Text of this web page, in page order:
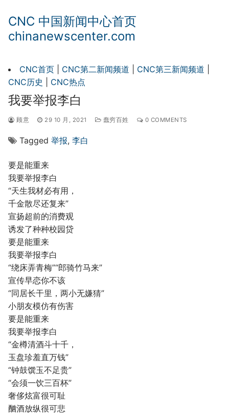
CNC 中国新闻中心首页
chinanewscenter.com
CNC首页 CNC第二新闻频道 CNC第三新闻频道
CNC历史
CNC热点
我要举报李白
顾意 29 10 月, 2021 蠢穷百姓 0 COMMENTS
Tagged 举报, 李白
要是能重来
我要举报李白
“天生我材必有用，
千金散尽还复来”
宣扬超前的消费观
诱发了种种校园贷
要是能重来
我要举报李白
“绕床弄青梅”“郎骑竹马来”
宣传早恋你不该
“同居长干里，两小无嫌猜”
小朋友模仿有伤害
要是能重来
我要举报李白
“金樽清酒斗十千，
玉盘珍羞直万钱”
“钟鼓馔玉不足贵”
“会须一饮三百杯”
奢侈炫富很可耻
酗酒放纵很可悲